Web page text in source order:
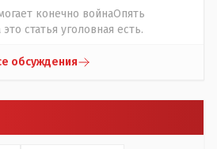
конечно войнаОпять
статья уголовная есть.
обсуждения